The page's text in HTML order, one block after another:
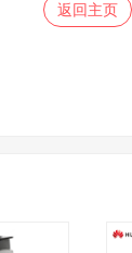
返回主页